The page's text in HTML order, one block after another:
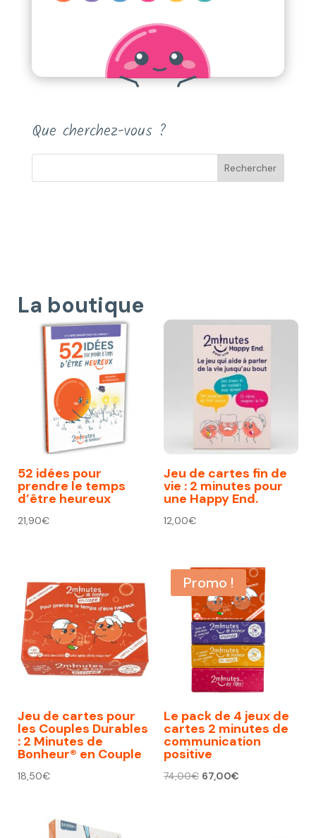
Que cherchez-vous ?
La boutique
52 idées pour
prendre le temps
d’être heureux
21,90€
Jeu de cartes fin de
vie : 2 minutes pour
une Happy End.
12,00€
Jeu de cartes pour
les Couples Durables
: 2 Minutes de
Bonheur® en Couple
18,50€
Promo !
Le pack de 4 jeux de
cartes 2 minutes de
communication
positive
74,00€ Le
67,00€Le